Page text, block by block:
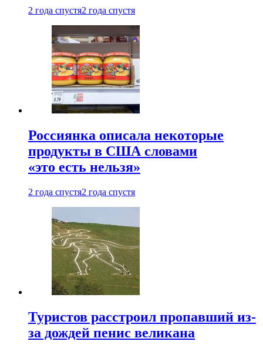
2 года спустя2 года спустя
Россиянка описала некоторые
продукты в США словами
«это есть нельзя»
2 года спустя2 года спустя
Туристов расстроил пропавший из-
за дождей пенис великана